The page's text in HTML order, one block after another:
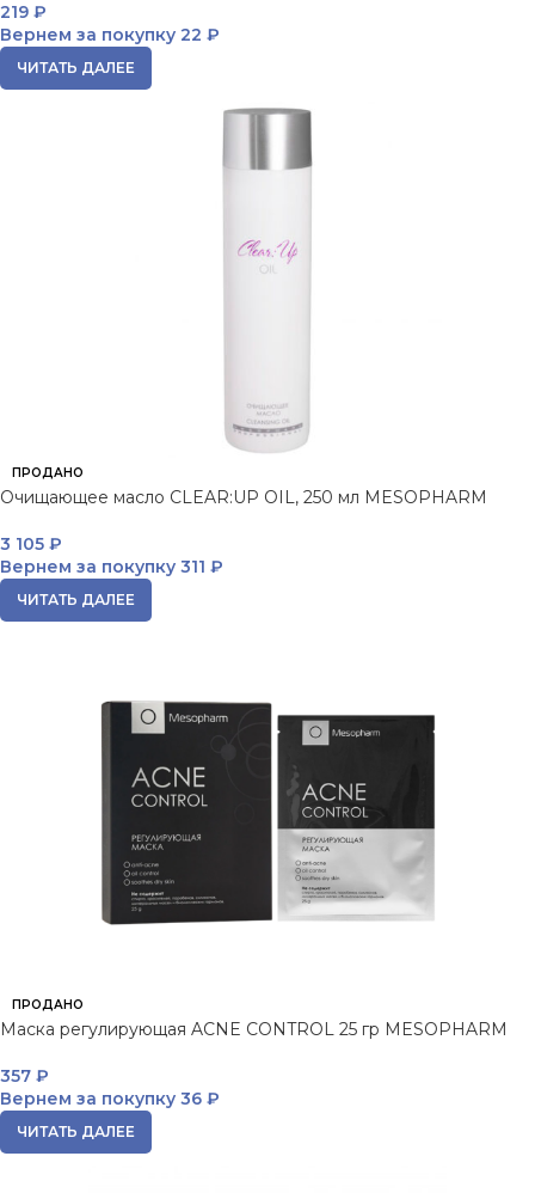
219 ₽
Вернем за покупку 22 ₽
ЧИТАТЬ ДАЛЕЕ
ПРОДАНО
Очищающее масло CLEAR:UP OIL, 250 мл MESOPHARM
3 105 ₽
Вернем за покупку 311 ₽
ЧИТАТЬ ДАЛЕЕ
ПРОДАНО
Маска регулирующая ACNE CONTROL 25 гр MESOPHARM
357 ₽
Вернем за покупку 36 ₽
ЧИТАТЬ ДАЛЕЕ